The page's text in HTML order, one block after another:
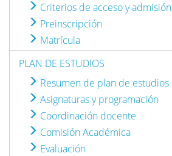
Criterios de acceso y admisión
Preinscripción
Matrícula
PLAN DE ESTUDIOS
Resumen de plan de estudios
Asignaturas y programación
Coordinación docente
Comisión Académica
Evaluación